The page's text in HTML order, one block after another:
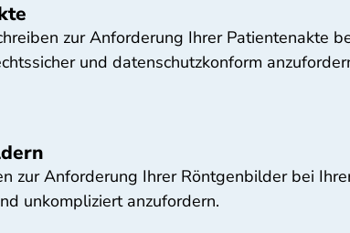
zur Anforderung Ihrer Patientenakte
und datenschutzkonform
zur Anforderung Ihrer Röntgenbilder bei
unkompliziert anzufordern.